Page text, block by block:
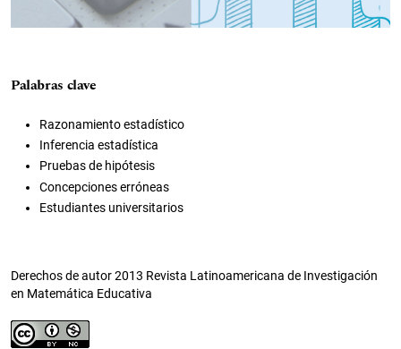
Palabras clave
Razonamiento estadístico
Inferencia estadística
Pruebas de hipótesis
Concepciones erróneas
Estudiantes universitarios
Derechos de autor 2013 Revista Latinoamericana de Investigación
en Matemática Educativa